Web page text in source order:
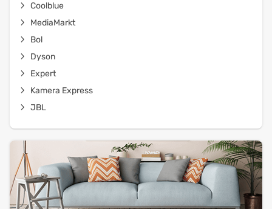
Coolblue
MediaMarkt
Bol
Dyson
Expert
Kamera Express
JBL